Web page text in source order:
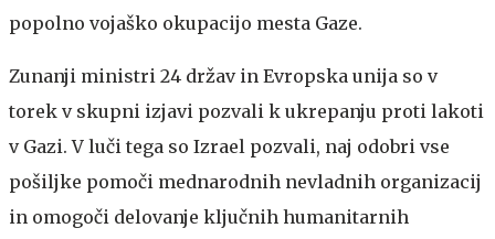
popolno vojaško okupacijo mesta Gaze.
Zunanji ministri 24 držav in Evropska unija so v
torek v skupni izjavi pozvali k ukrepanju proti lakoti
v Gazi. V luči tega so Izrael pozvali, naj odobri vse
pošiljke pomoči mednarodnih nevladnih organizacij
in omogoči delovanje ključnih humanitarnih